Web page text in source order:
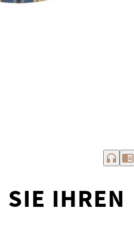
headphones chrome_reader_mode
IHREN